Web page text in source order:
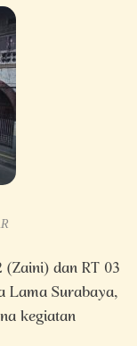
dan RT 03
Surabaya,
kegiatan